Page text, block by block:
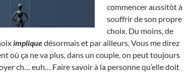
commencer aussitôt à
souffrir de son propre
choix. Du moins, de
impliquedésormais et par ailleurs. Vous me direz
où ça ne va plus, dans un couple, on peut toujours
ch… euh… Faire savoir à la personne qu’elle doit